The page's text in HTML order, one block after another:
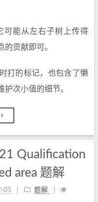
可能从左右子树上传得
的贡献即可。
打的标记，也包含了懒
次小值的细节。
Qualification
area 题解
05 题解